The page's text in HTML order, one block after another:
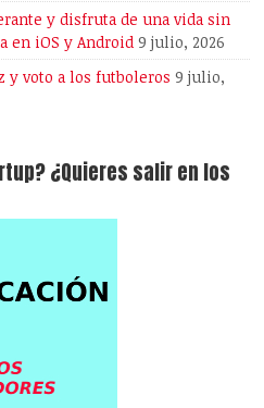
y disfruta de una vida sin
en iOS y Android 9 julio, 2026
y voto a los futboleros 9 julio,
en los